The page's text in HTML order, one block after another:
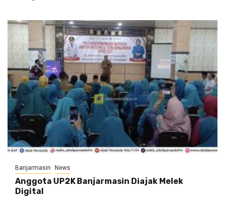
Banjarmasin News
Anggota UP2K Banjarmasin Diajak Melek
Digital